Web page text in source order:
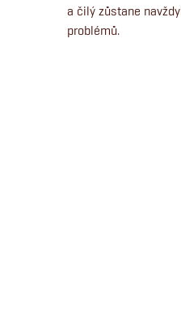
a čilý zůstane
problémů.